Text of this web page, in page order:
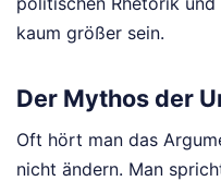
kaum größer sein.
Der Mythos der
Oft hört man das
nicht ändern. Man